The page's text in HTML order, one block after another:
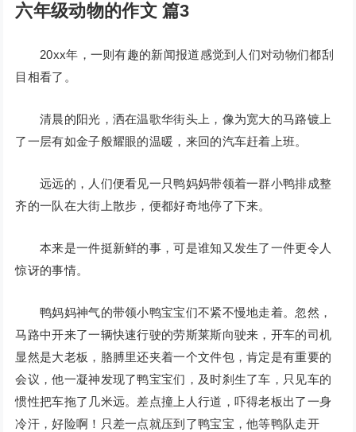
六年级动物的作文 篇3
20xx年，一则有趣的新闻报道感觉到人们对动物们都刮
目相看了。
清晨的阳光，洒在温歌华街头上，像为宽大的马路镀上
了一层有如金子般耀眼的温暖，来回的汽车赶着上班。
远远的，人们便看见一只鸭妈妈带领着一群小鸭排成整
齐的一队在大街上散步，便都好奇地停了下来。
本来是一件挺新鲜的事，可是谁知又发生了一件更令人
惊讶的事情。
鸭妈妈神气的带领小鸭宝宝们不紧不慢地走着。忽然，
马路中开来了一辆快速行驶的劳斯莱斯向驶来，开车的司机
显然是大老板，胳膊里还夹着一个文件包，肯定是有重要的
会议，他一凝神发现了鸭宝宝们，及时刹生了车，只见车的
惯性把车拖了几米远。差点撞上人行道，吓得老板出了一身
冷汗，好险啊！只差一点就压到了鸭宝宝，他等鸭队走开